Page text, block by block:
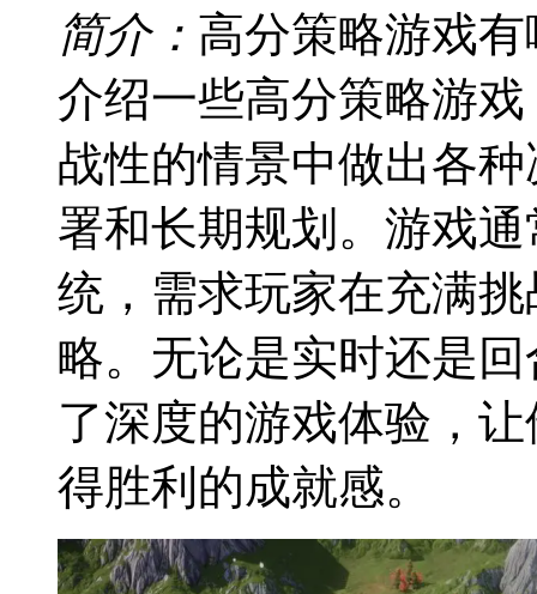
简介： 高分策略游戏
介绍一些高分策略游
战性的情景中做出各
署和长期规划。游戏
统，需求玩家在充满
略。无论是实时还是
了深度的游戏体验，
得胜利的成就感。